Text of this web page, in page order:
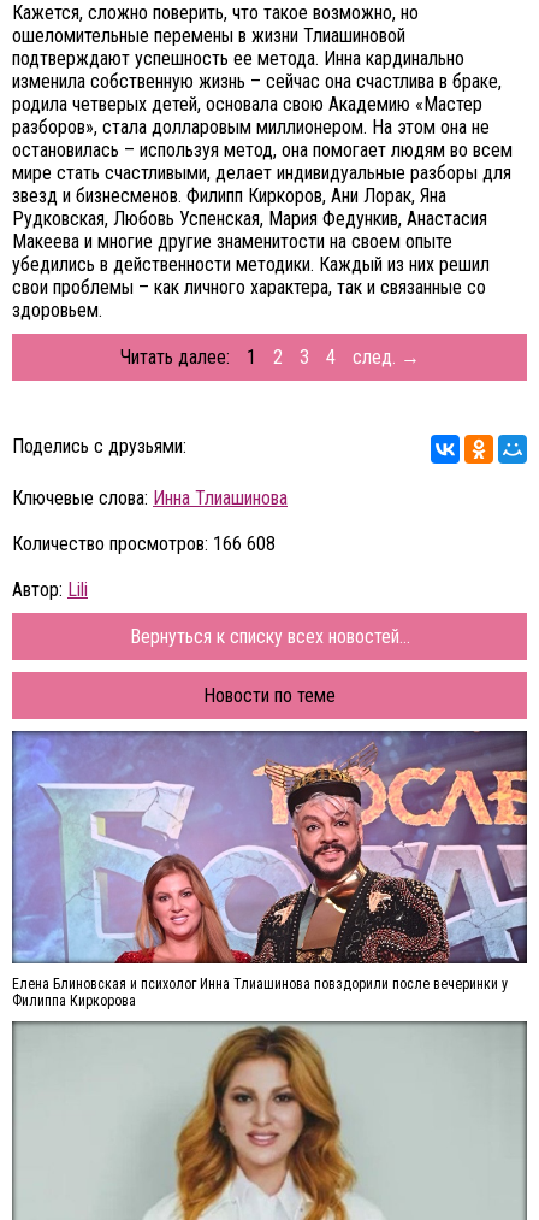
Кажется, сложно поверить, что такое возможно, но
ошеломительные перемены в жизни Тлиашиновой
подтверждают успешность ее метода. Инна кардинально
изменила собственную жизнь – сейчас она счастлива в браке,
родила четверых детей, основала свою Академию «Мастер
разборов», стала долларовым миллионером. На этом она не
остановилась – используя метод, она помогает людям во всем
мире стать счастливыми, делает индивидуальные разборы для
звезд и бизнесменов. Филипп Киркоров, Ани Лорак, Яна
Рудковская, Любовь Успенская, Мария Федункив, Анастасия
Макеева и многие другие знаменитости на своем опыте
убедились в действенности методики. Каждый из них решил
свои проблемы – как личного характера, так и связанные со
здоровьем.
Читать далее: 1 2 3 4 след. →
Поделись с друзьями:
Ключевые слова: Инна Тлиашинова
Количество просмотров: 166 608
Автор: Lili
Вернуться к списку всех новостей...
Новости по теме
Елена Блиновская и психолог Инна Тлиашинова повздорили после вечеринки у
Филиппа Киркорова